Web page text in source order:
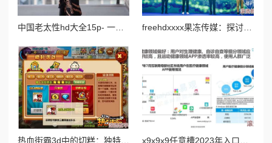
freehdxxxx果冻传媒：探讨其在数字内容传播中的角色与影响力